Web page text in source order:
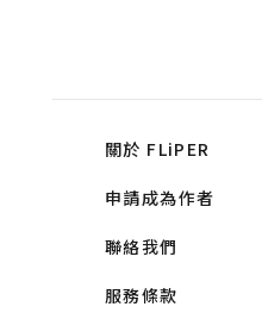
關於 FLiPER
申請成為作者
聯絡我們
服務條款